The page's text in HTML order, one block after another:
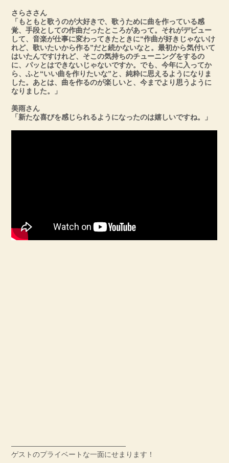
さらささん
「もともと歌うのが大好きで、歌うために曲を作っている感
覚、手段としての作曲だったところがあって。それがデビュー
して、音楽が仕事に変わってきたときに“作曲が好きじゃないけ
れど、歌いたいから作る”だと続かないなと。最初から気付いて
はいたんですけれど、そこの気持ちのチューニングをするの
に、パッとはできないじゃないですか。でも、今年に入ってか
ら、ふと“いい曲を作りたいな”と、純粋に思えるようになりま
した。あとは、曲を作るのが楽しいと、今までより思うように
なりました。」
美雨さん
「新たな喜びを感じられるようになったのは嬉しいですね。」
――――――――――――――――
ゲストのプライベートな一面にせまります！